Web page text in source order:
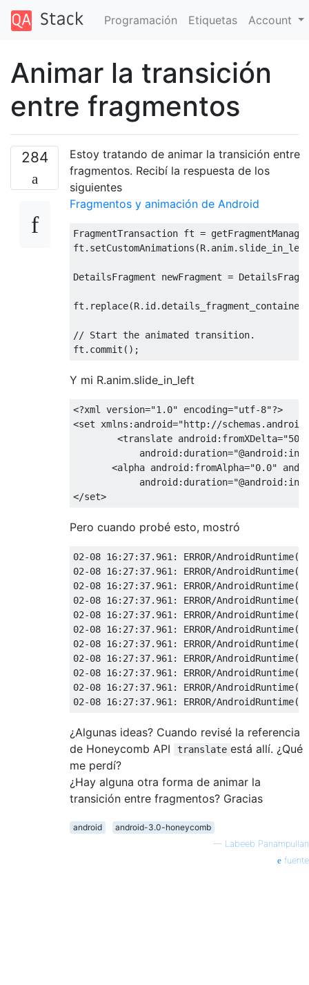
Programación Etiquetas Account
Animar la transición
entre fragmentos
284
Estoy tratando de animar la transición entre
fragmentos. Recibí la respuesta de los
siguientes
Fragmentos y animación de Android
FragmentTransaction ft =
ft . setCustomAnimations (R. anim.
DetailsFragment newFragment =
ft . replace(R. id. details_fragment_container
// Start the animated transition.
ft . commit ();
Y mi R.anim.slide_in_left
<?xml version="1.0" encoding="utf-8"?>
<set
xmlns:android="http://
<translate android:fromXDelta=
android:duration=
<alpha android:fromAlpha="0.0"
android:duration=
</set>
Pero cuando probé esto, mostró
02-08 16: 27: 37.961 : ERROR/AndroidRuntime(
02-08 16: 27: 37.961 : ERROR/AndroidRuntime(
02-08 16: 27: 37.961 : ERROR/AndroidRuntime(
02-08 16: 27: 37.961 : ERROR/AndroidRuntime(
02-08 16: 27: 37.961 : ERROR/AndroidRuntime(
02-08 16: 27: 37.961 : ERROR/AndroidRuntime(
02-08 16: 27: 37.961 : ERROR/AndroidRuntime(
02-08 16: 27: 37.961 : ERROR/AndroidRuntime(
02-08 16: 27: 37.961 : ERROR/AndroidRuntime(
02-08 16: 27: 37.961 : ERROR/AndroidRuntime(
02-08 16: 27: 37.961 : ERROR/AndroidRuntime(
¿Algunas ideas? Cuando revisé la referencia
de Honeycomb API
translate está allí. ¿Qué
me perdí?
¿Hay alguna otra forma de animar la
transición entre fragmentos? Gracias
android
android-3.0-honeycomb
— Labeeb Panampullan
fuente